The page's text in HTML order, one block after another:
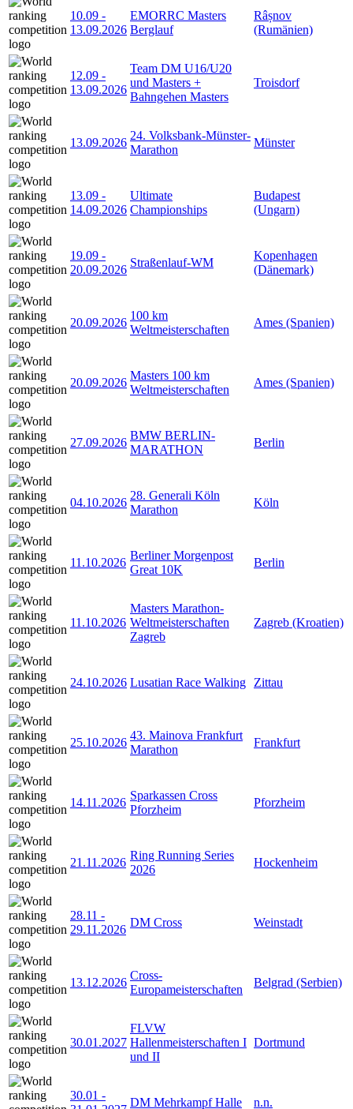
10.09 -
13.09.2026
EMORRC Masters
Berglauf
Râșnov
(Rumänien)
12.09 -
13.09.2026
Team DM U16/U20
und Masters +
Bahngehen Masters
Troisdorf
13.09.2026
24. Volksbank-Münster-
Marathon
Münster
13.09 -
14.09.2026
Ultimate
Championships
Budapest
(Ungarn)
19.09 -
20.09.2026
Straßenlauf-WM
Kopenhagen
(Dänemark)
20.09.2026
100 km
Weltmeisterschaften
Ames (Spanien)
20.09.2026
Masters 100 km
Weltmeisterschaften
Ames (Spanien)
27.09.2026
BMW BERLIN-
MARATHON
Berlin
04.10.2026
28. Generali Köln
Marathon
Köln
11.10.2026
Berliner Morgenpost
Great 10K
Berlin
11.10.2026
Masters Marathon-
Weltmeisterschaften
Zagreb
Zagreb (Kroatien)
24.10.2026 Lusatian Race Walking Zittau
25.10.2026
43. Mainova Frankfurt
Marathon
Frankfurt
14.11.2026
Sparkassen Cross
Pforzheim
Pforzheim
21.11.2026
Ring Running Series
2026
Hockenheim
28.11 -
29.11.2026
DM Cross Weinstadt
13.12.2026
Cross-
Europameisterschaften
Belgrad (Serbien)
30.01.2027
FLVW
Hallenmeisterschaften I
und II
Dortmund
30.01 -
DM Mehrkampf Halle n.n.